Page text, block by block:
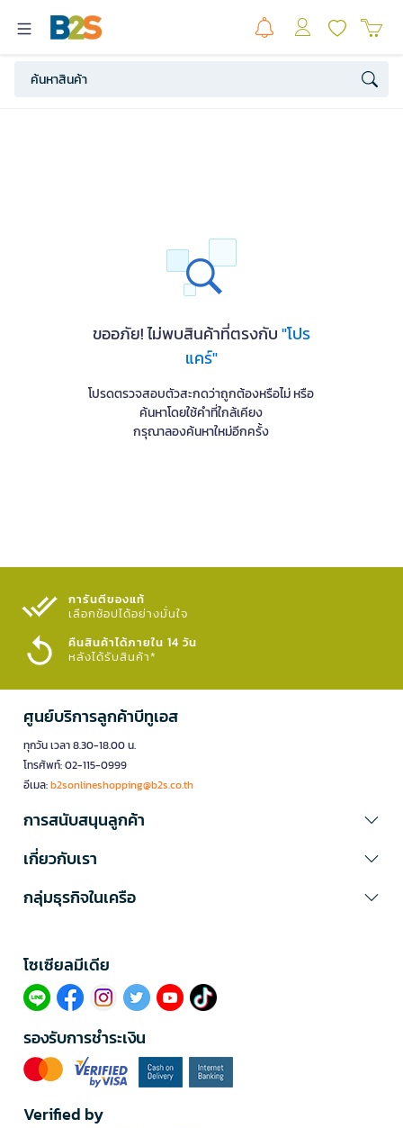
ขออภัย! ไม่พบสินค้าที่ตรงกับ"โปร
แคร์"
โปรดตรวจสอบตัวสะกดว่าถูกต้องหรือไม่ หรือ
ค้นหาโดยใช้คำที่ใกล้เคียง
กรุณาลองค้นหาใหม่อีกครั้ง
การันตีของแท้
เลือกช้อปได้อย่างมั่นใจ​
คืนสินค้าได้ภายใน 14 วัน
หลังได้รับสินค้า*
ศูนย์บริการลูกค้าบีทูเอส
ทุกวัน เวลา 8.30-18.00 น.
โทรศัพท์: 02-115-0999
อีเมล:b2sonlineshopping@b2s.co.th
การสนับสนุนลูกค้า
เกี่ยวกับเรา
กลุ่มธุรกิจในเครือ
โซเซียลมีเดีย​
รองรับการชำระเงิน
Verified by